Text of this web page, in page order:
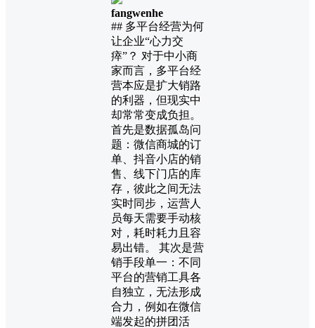
fangwenhe
## 多平台经营为何
让企业“心力交
瘁”？ 对于中小商
家而言，多平台经
营本应是扩大销路
的利器，但现实中
却常常变成负担。
首先是数据孤岛问
题：微信商城的订
单、抖音小店的销
售、线下门店的库
存，彼此之间无法
实时同步，运营人
员每天需要手动核
对，耗时耗力且容
易出错。 其次是营
销手段单一：不同
平台的营销工具各
自独立，无法形成
合力，例如在微信
端发起的拼团活